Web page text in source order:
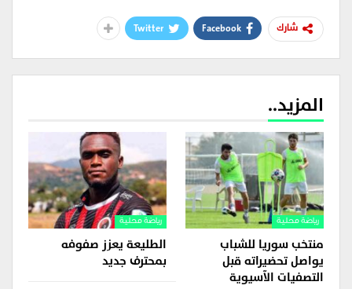
شارك Facebook
Twitter
المزيد..
رياضة محلية
منتخب سوريا للشباب
يواصل تحضيراته قبل
التصفيات الآسيوية
رياضة محلية
الطليعة يعزز صفوفه
بمحترف جديد